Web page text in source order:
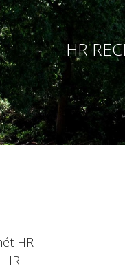
HR
HR